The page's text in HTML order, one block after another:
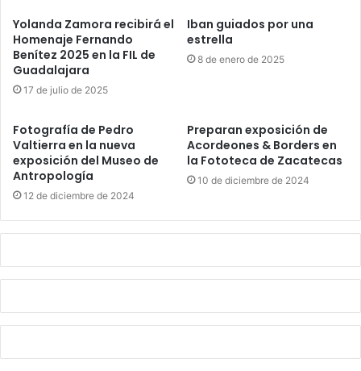
Yolanda Zamora recibirá el
Homenaje Fernando
Benítez 2025 en la FIL de
Guadalajara
17 de julio de 2025
Iban guiados por una
estrella
8 de enero de 2025
Fotografía de Pedro
Valtierra en la nueva
exposición del Museo de
Antropología
12 de diciembre de 2024
Preparan exposición de
Acordeones & Borders en
la Fototeca de Zacatecas
10 de diciembre de 2024